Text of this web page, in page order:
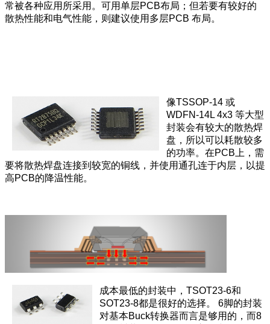
常被各种应用所采用。可用单层PCB布局；但若要有较好的
散热性能和电气性能，则建议使用多层PCB 布局。
像TSSOP-14 或
WDFN-14L 4x3 等大型
封装会有较大的散热焊
盘，所以可以耗散较多
的功率。在PCB上，需
要将散热焊盘连接到较宽的铜线，并使用通孔连于内层，以提
高PCB的降温性能。
成本最低的封装中，TSOT23-6和
SOT23-8都是很好的选择。 6脚的封装
对基本Buck转换器而言是够用的，而8